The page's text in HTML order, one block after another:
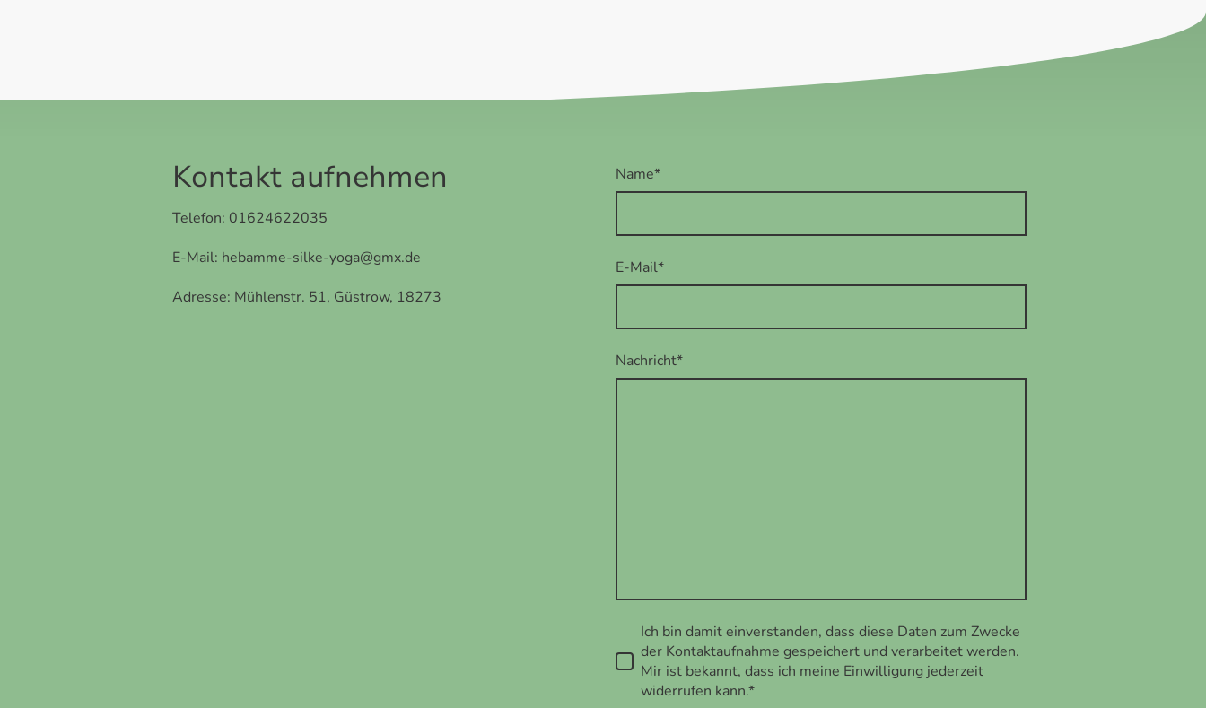
Kontakt aufnehmen Name*
E-Mail*
Nachricht*
Ich bin damit einverstanden, dass diese Daten zum Zwecke
der Kontaktaufnahme gespeichert und verarbeitet werden.
Mir ist bekannt, dass ich meine Einwilligung jederzeit
widerrufen kann.*
Telefon: 01624622035
E-Mail: hebamme-silke-yoga@gmx.de
Adresse: Mühlenstr. 51, Güstrow, 18273